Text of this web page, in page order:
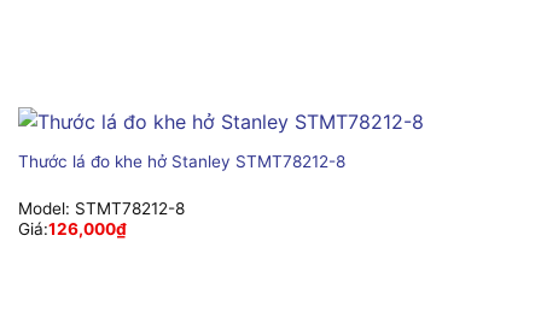
Thước lá đo khe hở Stanley STMT78212-8
Model: STMT78212-8
Giá:126,000₫